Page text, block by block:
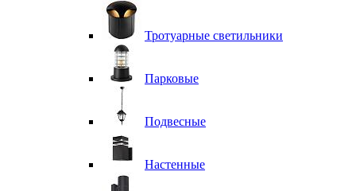
Тротуарные светильники
Парковые
Подвесные
Настенные